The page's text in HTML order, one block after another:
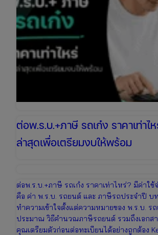
ออนไลน์
ได้
ทันที
ต่อพ.ร.บ.+ภาษี รถเก๋ง ราคาเท่าไ
ล่าสุดเพื่อเตรียมงบให้พร้อม
ต่อพ.ร.บ.+ภาษี รถเก๋ง ราคาเท่าไหร่? มีค่าใช้
คือ ค่า พ.ร.บ. รถยนต์ และ ภาษีรถประจำปี บ
ทำความเข้าใจตั้งแต่ความหมายของ พ.ร.บ. รถ
ประมาณ วิธีคำนวณภาษีรถยนต์ รวมถึงเอกสา
คุณเตรียมตัวก่อนต่อทะเบียนได้อย่างถูกต้อง